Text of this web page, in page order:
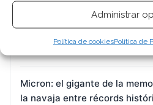
Administrar
Política de cookiesPolítica de
Nvidia: el billón que se
Micron: el gigante de la
la navaja entre récords